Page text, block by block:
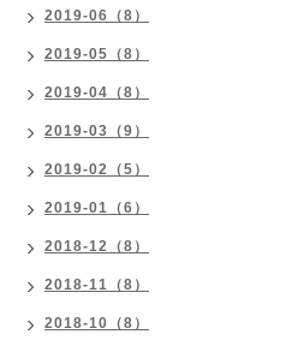
2019-06（8）
2019-05（8）
2019-04（8）
2019-03（9）
2019-02（5）
2019-01（6）
2018-12（8）
2018-11（8）
2018-10（8）